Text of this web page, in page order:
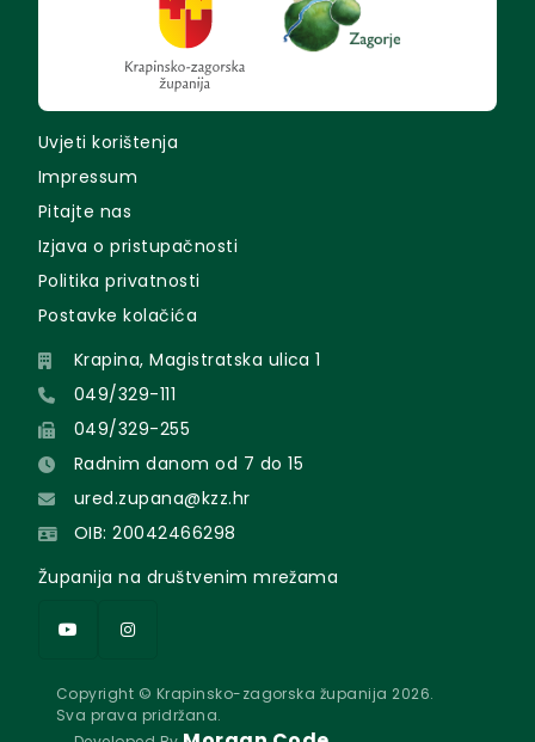
Uvjeti korištenja
Impressum
Pitajte nas
Izjava o pristupačnosti
Politika privatnosti
Postavke kolačića
Krapina, Magistratska ulica 1
049/329-111
049/329-255
Radnim danom od 7 do 15
ured.zupana@kzz.hr
OIB: 20042466298
Županija na društvenim mrežama
Copyright © Krapinsko-zagorska županija 2026.
Sva prava pridržana.